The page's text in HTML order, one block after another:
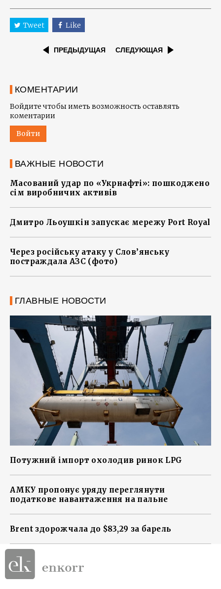
Tweet Like
ПРЕДЫДУЩАЯ СЛЕДУЮЩАЯ
КОМЕНТАРИИ
Войдите чтобы иметь возможность оставлять
коментарии
Войти
ВАЖНЫЕ НОВОСТИ
Масований удар по «Укрнафті»: пошкоджено
сім виробничих активів
Дмитро Льоушкін запускає мережу Port Royal
Через російську атаку у Слов’янську
постраждала АЗС (фото)
ГЛАВНЫЕ НОВОСТИ
Потужний імпорт охолодив ринок LPG
АМКУ пропонує уряду переглянути
податкове навантаження на пальне
Brent здорожчала до $83,29 за барель